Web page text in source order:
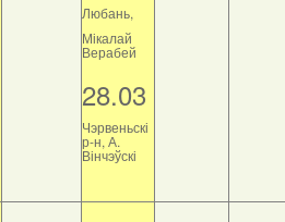
Любань,
Мікалай
Верабей
28.03
Чэрвеньскі
р-н, А.
Вінчэўскі